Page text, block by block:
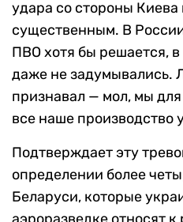
удара со стороны
существенным. В
ПВО хотя бы решается,
даже не задумывались.
признавал — мол, мы
все наше производство
Подтверждает эту
определении более
Беларуси, которые
аэроразведке относят